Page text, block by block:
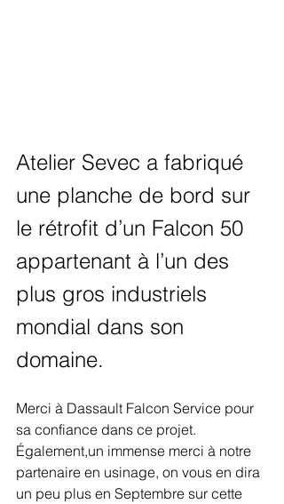
Atelier Sevec a fabriqué
une planche de bord sur
le rétrofit d’un Falcon 50
appartenant à l’un des
plus gros industriels
mondial dans son
domaine.
Merci à Dassault Falcon Service pour
sa confiance dans ce projet.
Également,un immense merci à notre
partenaire en usinage, on vous en dira
un peu plus en Septembre sur cette